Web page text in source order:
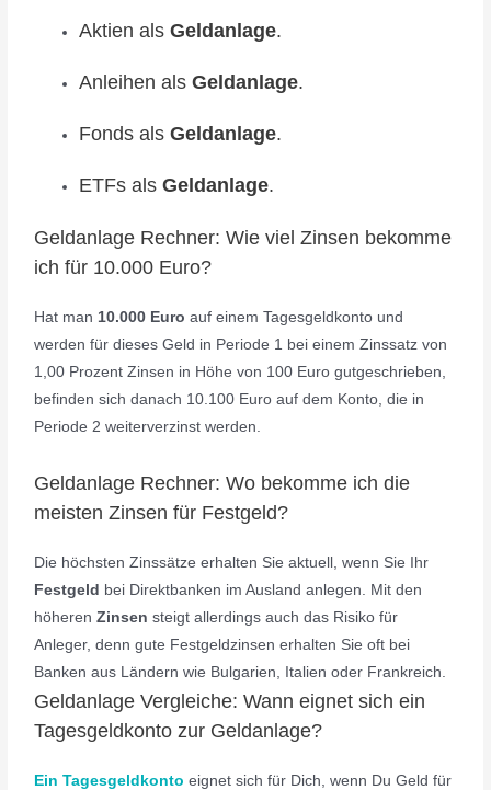
Aktien alsGeldanlage.
Anleihen alsGeldanlage.
Fonds alsGeldanlage.
ETFs alsGeldanlage.
Geldanlage Rechner: Wie viel Zinsen bekomme
ich für 10.000 Euro?
Hat man 10.000 Euro auf einem Tagesgeldkonto und
werden für dieses Geld in Periode 1 bei einem Zinssatz von
1,00 Prozent Zinsen in Höhe von 100 Euro gutgeschrieben,
befinden sich danach 10.100 Euro auf dem Konto, die in
Periode 2 weiterverzinst werden.
Geldanlage Rechner: Wo bekomme ich die
meisten Zinsen für Festgeld?
Die höchsten Zinssätze erhalten Sie aktuell, wenn Sie Ihr
Festgeld bei Direktbanken im Ausland anlegen. Mit den
höherenZinsen steigt allerdings auch das Risiko für
Anleger, denn gute Festgeldzinsen erhalten Sie oft bei
Banken aus Ländern wie Bulgarien, Italien oder Frankreich.
Geldanlage Vergleiche: Wann eignet sich ein
Tagesgeldkonto zur Geldanlage?
Ein Tagesgeldkonto eignet sich für Dich, wenn Du Geld für